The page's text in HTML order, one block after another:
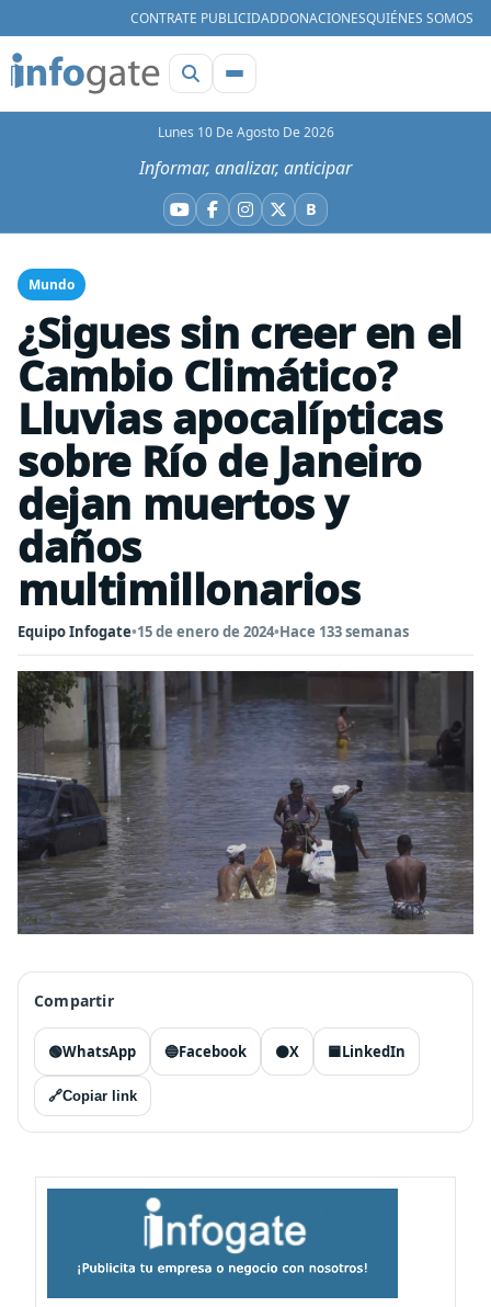
CONTRATE PUBLICIDADDONACIONESQUIÉNES SOMOS
Lunes 10 De Agosto De 2026
Informar, analizar, anticipar
YouTube
Facebook
Instagram
X BBluesky
Mundo
¿Sigues sin creer en el
Cambio Climático?
Lluvias apocalípticas
sobre Río de Janeiro
dejan muertos y
daños
multimillonarios
Equipo Infogate•15 de enero de 2024•Hace 133 semanas
Compartir
🟢WhatsApp 🔵Facebook ⚫X 🟦LinkedIn
🔗Copiar link